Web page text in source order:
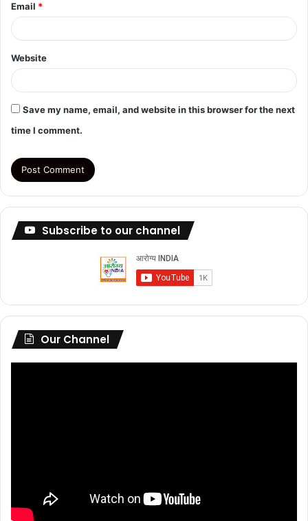
Email *
Website
Save my name, email, and website in this browser for the next
time I comment.
Subscribe to our channel
Our Channel